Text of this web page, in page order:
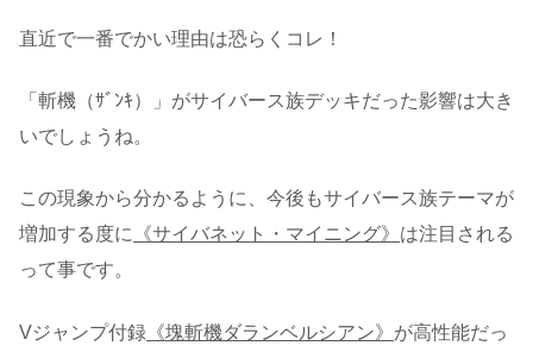
直近で一番でかい理由は恐らくコレ！
「斬機（ｻﾞﾝｷ）」がサイバース族デッキだった影響は大き
いでしょうね。
この現象から分かるように、今後もサイバース族テーマが
増加する度に 《サイバネット・マイニング》 は注目される
って事です。
Vジャンプ付録 《塊斬機ダランベルシアン》 が高性能だっ